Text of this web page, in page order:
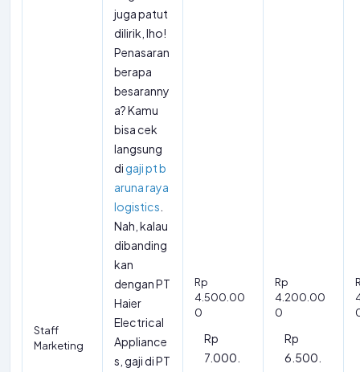
Staff
Marketing
juga patut
dilirik, lho!
Penasaran
berapa
besaranny
a? Kamu
bisa cek
langsung
di gaji pt b
aruna raya
logistics
Nah, kalau
dibanding
kan
dengan PT
Haier
Electrical
Appliance
s, gaji di PT
Rp
4.500.00
0
Rp
7.000.
Rp
4.200.00
0
Rp
6.500.